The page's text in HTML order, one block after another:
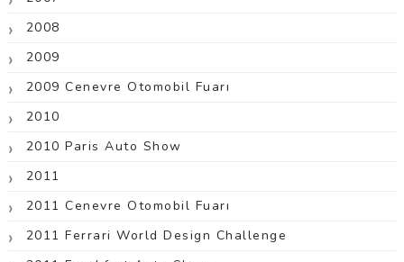
2008
2009
2009 Cenevre Otomobil Fuarı
2010
2010 Paris Auto Show
2011
2011 Cenevre Otomobil Fuarı
2011 Ferrari World Design Challenge